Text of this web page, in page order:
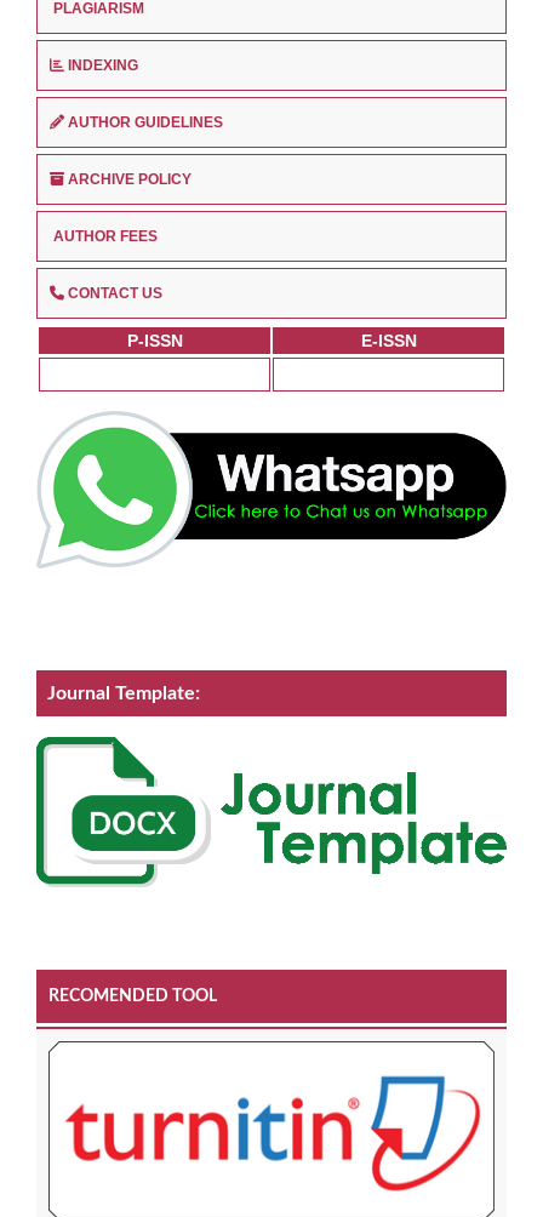
PLAGIARISM
INDEXING
AUTHOR GUIDELINES
ARCHIVE POLICY
AUTHOR FEES
CONTACT US
P-ISSN E-ISSN
Journal Template:
RECOMENDED TOOL